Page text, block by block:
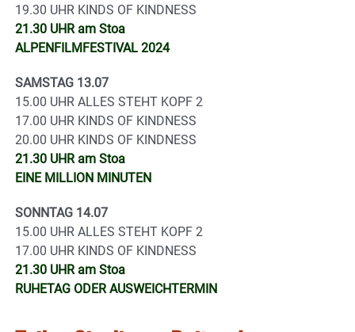
19.30 UHR KINDS OF KINDNESS
21.30 UHR am Stoa
ALPENFILMFESTIVAL 2024
SAMSTAG 13.07
15.00 UHR ALLES STEHT KOPF 2
17.00 UHR KINDS OF KINDNESS
20.00 UHR KINDS OF KINDNESS
21.30 UHR am Stoa
EINE MILLION MINUTEN
SONNTAG 14.07
15.00 UHR ALLES STEHT KOPF 2
17.00 UHR KINDS OF KINDNESS
21.30 UHR am Stoa
RUHETAG ODER AUSWEICHTERMIN